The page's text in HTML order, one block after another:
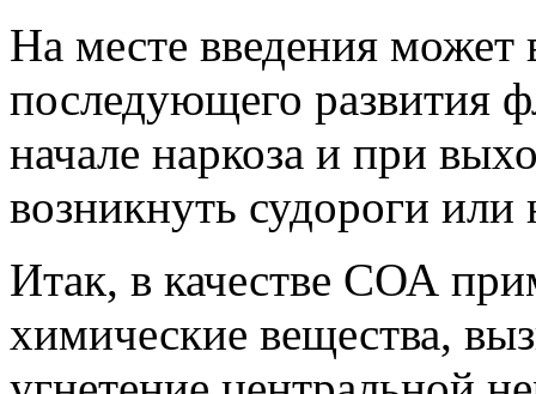
На месте введения может
последующего развития
начале наркоза и при
возникнуть судороги
Итак, в качестве СОА
химические вещества,